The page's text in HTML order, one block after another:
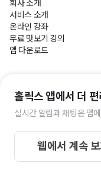
회사 소개
서비스 소개
온라인 강좌
무료 맛보기 강의
앱 다운로드
평일 10:00~17:00 / 점심
주식회사 홀릭스팩토리 사
통신판매 번호 : 제 2019-
홀릭스 앱에서 더 편
실시간 알림과 채팅은 앱
웹에서 계속 보